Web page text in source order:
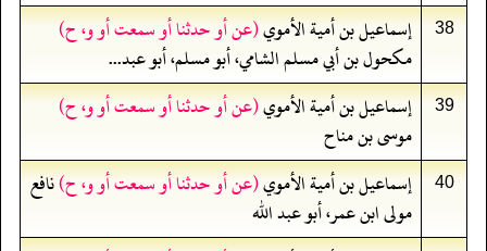
38 إسماعيل بن أمية الأموي(عن أو حدثنا أو سمعت أو و، ح)
مكحول بن أبي مسلم الشامي، أبو مسلم، أبو عبد...
39 إسماعيل بن أمية الأموي(عن أو حدثنا أو سمعت أو و، ح)
موسى بن مناح
40 إسماعيل بن أمية الأموي(عن أو حدثنا أو سمعت أو و، ح)نافع
مولى ابن عمر، أبو عبد الله